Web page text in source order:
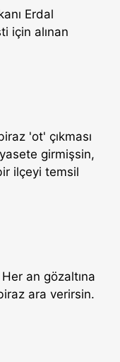
Erdal
için alınan
'ot' çıkması
girmişsin,
ilçeyi temsil
an gözaltına
ara verirsin.